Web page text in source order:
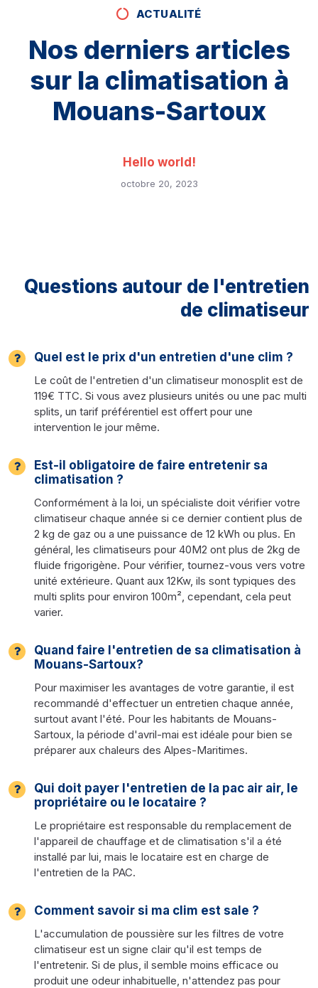
ACTUALITÉ
Nos derniers articles
sur la climatisation à
Mouans-Sartoux
Hello world!
octobre 20, 2023
Questions autour de l'entretien
de climatiseur
Quel est le prix d'un entretien d'une clim ?
Le coût de l'entretien d'un climatiseur monosplit est de
119€ TTC. Si vous avez plusieurs unités ou une pac multi
splits, un tarif préférentiel est offert pour une
intervention le jour même.
Est-il obligatoire de faire entretenir sa
climatisation ?
Conformément à la loi, un spécialiste doit vérifier votre
climatiseur chaque année si ce dernier contient plus de
2 kg de gaz ou a une puissance de 12 kWh ou plus. En
général, les climatiseurs pour 40M2 ont plus de 2kg de
fluide frigorigène. Pour vérifier, tournez-vous vers votre
unité extérieure. Quant aux 12Kw, ils sont typiques des
multi splits pour environ 100m², cependant, cela peut
varier.
Quand faire l'entretien de sa climatisation à
Mouans-Sartoux?
Pour maximiser les avantages de votre garantie, il est
recommandé d'effectuer un entretien chaque année,
surtout avant l'été. Pour les habitants de Mouans-
Sartoux, la période d'avril-mai est idéale pour bien se
préparer aux chaleurs des Alpes-Maritimes.
Qui doit payer l'entretien de la pac air air, le
propriétaire ou le locataire ?
Le propriétaire est responsable du remplacement de
l'appareil de chauffage et de climatisation s'il a été
installé par lui, mais le locataire est en charge de
l'entretien de la PAC.
Comment savoir si ma clim est sale ?
L'accumulation de poussière sur les filtres de votre
climatiseur est un signe clair qu'il est temps de
l'entretenir. Si de plus, il semble moins efficace ou
produit une odeur inhabituelle, n'attendez pas pour